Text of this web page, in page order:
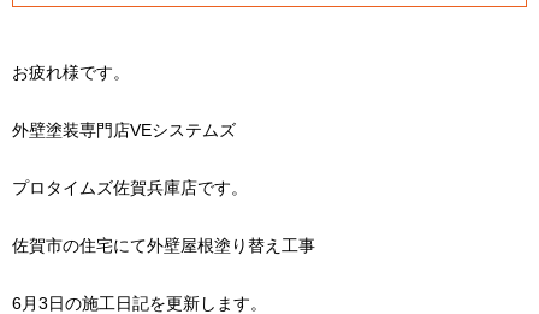
お疲れ様です。
外壁塗装専門店VEシステムズ
プロタイムズ佐賀兵庫店です。
佐賀市の住宅にて外壁屋根塗り替え工事
6月3日の施工日記を更新します。